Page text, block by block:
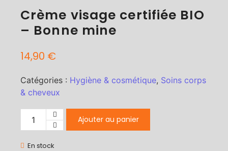
Crème visage certifiée BIO
– Bonne mine
14,90 €
Catégories : Hygiène & cosmétique, Soins corps
& cheveux
Ajouter au panier
En stock